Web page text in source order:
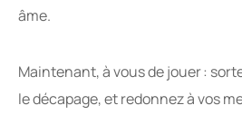
âme.
Maintenant, à vous de jouer :
le décapage, et redonnez à vos